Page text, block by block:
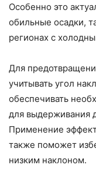
Особенно это
обильные осадки,
регионах с
Для
учитывать угол
обеспечивать
для выдерживания
Применение
также поможет
низким наклоном.